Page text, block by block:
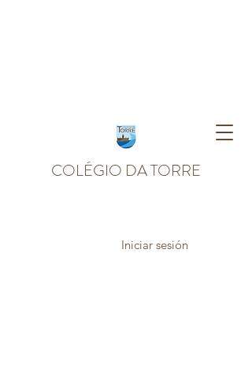
COLÉGIO DA TORRE
Iniciar sesión